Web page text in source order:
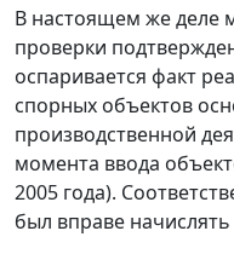
В настоящем же деле
проверки
оспаривается факт
спорных объектов
производственной
момента ввода
2005 года).
был вправе